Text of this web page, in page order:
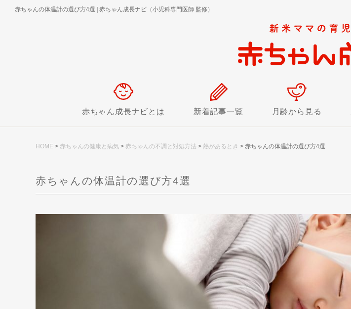
赤ちゃんの体温計の選び方4選 赤ちゃん成長ナビ（小児科専門医師 監修）
赤ちゃん成長ナビとは 新着記事一覧 月齢から見る
HOME > 赤ちゃんの健康と病気 > 赤ちゃんの不調と対処方法 > 熱があるとき > 赤ちゃんの体温計の選び方4選
赤ちゃんの体温計の選び方4選